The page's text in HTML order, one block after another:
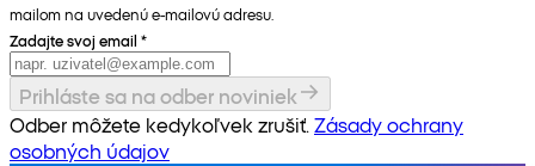
mailom na uvedenú e-mailovú adresu.
Zadajte svoj email *
Prihláste sa na odber noviniek
Odber môžete kedykoľvek zrušiť.Zásady ochrany
osobných údajov